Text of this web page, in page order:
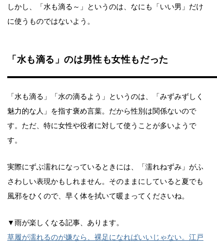
しかし、「水も滴る～」というのは、なにも「いい男」だけ
に使うものではないよう。
「水も滴る」のは男性も女性もだった
「水も滴る」「水の滴るよう」というのは、「みずみずしく
魅力的な人」を指す褒め言葉。だから性別は関係ないので
す。ただ、特に女性や役者に対して使うことが多いようで
す。
実際にずぶ濡れになっているときには、「濡れねずみ」がふ
さわしい表現かもしれません。そのままにしていると夏でも
風邪をひくので、早く体を拭いて暖まってくださいね。
▼雨が楽しくなる記事、あります。
草履が濡れるのが嫌なら、裸足になればいいじゃない。江戸